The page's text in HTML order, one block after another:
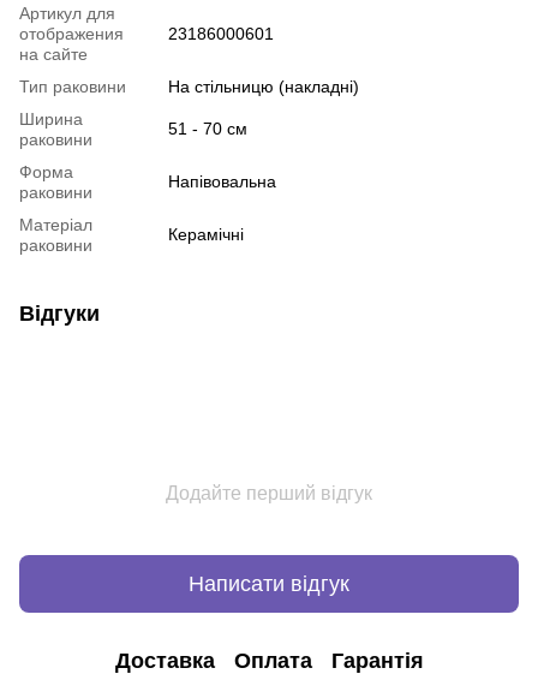
Артикул для
отображения
на сайте
23186000601
Тип раковини
На стільницю (накладні)
Ширина
раковини
51 - 70 см
Форма
раковини
Напівовальна
Матеріал
раковини
Керамічні
Відгуки
Додайте перший відгук
Написати відгук
Доставка Оплата Гарантія